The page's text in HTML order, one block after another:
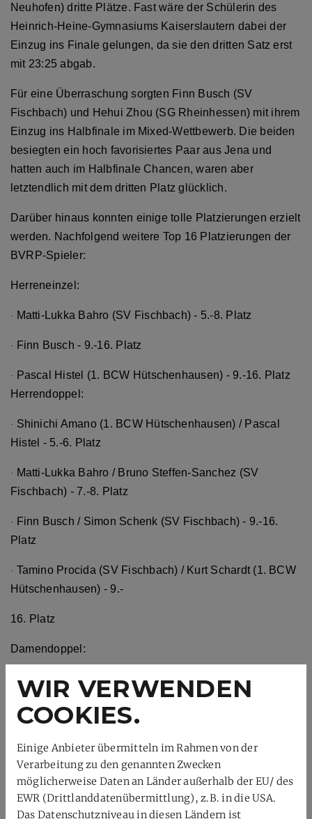
Neuhofen) dritte Plätze. Fast wäre der Schülerin des
Heinrich-Heine-Gymnasiums Kaiserslautern dabei der
Einzug ins Finale gelungen, da sie den dritten Satz erst
mit 23:25 abgab.
Für eine Überraschung sorgten Finn Busch (SV
Fischbach) und Hehui Zhou (SG Rheinhessen) mit ihrem
Einzug ins Halbfinale im Mixed-Wettbewerb. Die beiden
besiegten ein hoch favorisiertes Paar aus Jena und
hatten auch im Halbfinale Chancen, waren aber
letztendlich mit dem dritten Platz glücklich.
Darüber hinaus konnten einige tolle Platzierungen erzielt
werden. Nachfolgend weitere Top 16 Platzierungen der
BVRP-Spieler:
Herreneinzel:
· Matti-Lukka Bahro (SV Fischbach) - 5.-8. Platz
· Finn Busch - 9.-16. Platz
· Pascal Histel (1. BCW Hütschenhausen) - 9.-16. Platz
Herrendoppel:
· Shinichi Amano (1. BCW Hütschenhausen) / Pascal
Histel - 5.-6. Platz
· Matti-Lukka Bahro / Bruno Steffen-Sanchez (SV
Fischbach) - 7.-8. Platz
· Finn Busch / Simon Schenk (SV Fischbach) - 9.-16.
Platz
· Tamino Procida (SV Fischbach) / Kurt Schardt (1. BCW
Hütschenhausen) - 9.-
16. Platz
Damendoppel:
Leonie Afanasev (SG Rheinhessen) / Hehui Zhou -
9.-16. Platz
Mixed:
Simon Schenk / Naghmeh Mehrjoo - 9.-16. Platz
Der BVRP gratuliert allen Teilnehmer zu den diesen
WIR VERWENDEN
COOKIES.
Einige Anbieter übermitteln im Rahmen von der
Verarbeitung zu den genannten Zwecken
möglicherweise Daten an Länder außerhalb der EU/ des
EWR (Drittlanddatenübermittlung), z.B. in die USA.
Das Datenschutzniveau in diesen Ländern ist